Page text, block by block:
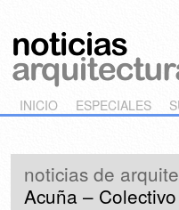
Main menu
Skip to primary content
Skip to secondary content
INICIO ESPECIALES
noticias de
Acuña –